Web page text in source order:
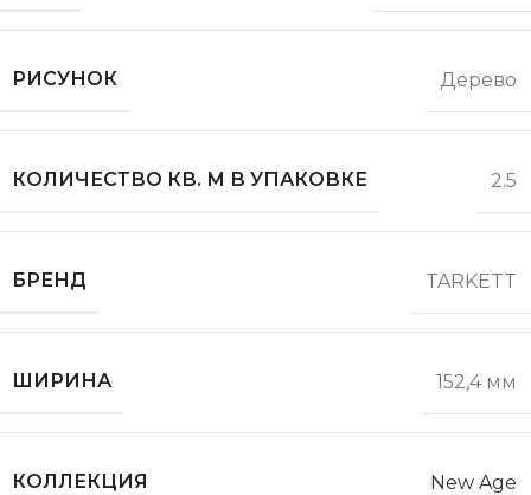
РИСУНОК Дерево
КОЛИЧЕСТВО КВ. М В УПАКОВКЕ 2.5
БРЕНД TARKETT
ШИРИНА 152,4 мм
КОЛЛЕКЦИЯ New Age